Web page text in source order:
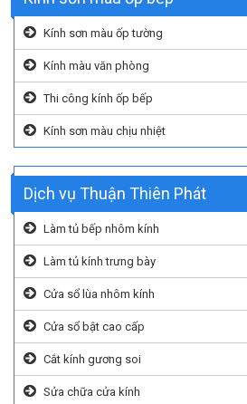
Kính sơn màu ốp tường
Kính màu văn phòng
Thi công kính ốp bếp
Kính sơn màu chịu nhiệt
Dịch vụ Thuận Thiên Phát
Làm tủ bếp nhôm kính
Làm tủ kính trưng bày
Cửa sổ lùa nhôm kính
Cửa sổ bật cao cấp
Cắt kính gương soi
Sửa chữa cửa kính